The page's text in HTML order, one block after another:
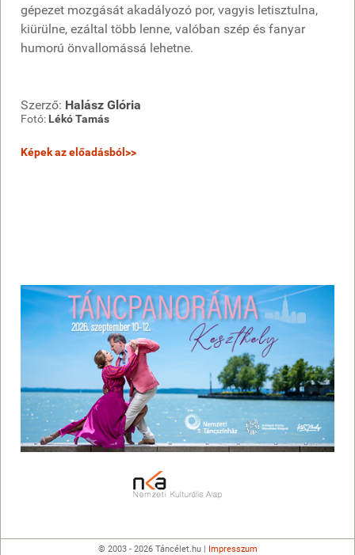
gépezet mozgását akadályozó por, vagyis letisztulna,
kiürülne, ezáltal több lenne, valóban szép és fanyar
humorú önvallomássá lehetne.
Szerző: Halász Glória
Fotó: Lékó Tamás
Képek az előadásból>>
© 2003 - 2026 Táncélet.hu | Impresszum